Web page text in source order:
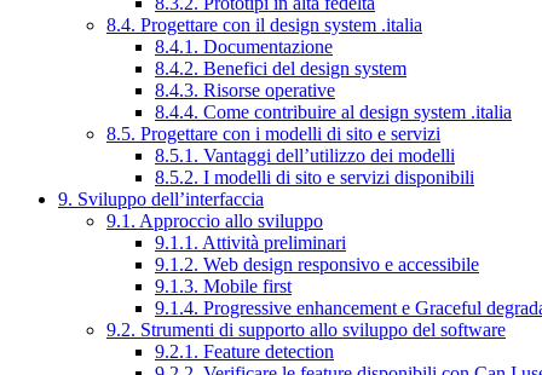
8.4. Progettare con il design system .italia
8.4.1. Documentazione
8.4.2. Benefici del design system
8.4.3. Risorse operative
8.4.4. Come contribuire al design system .italia
8.5. Progettare con i modelli di sito e servizi
8.5.1. Vantaggi dell’utilizzo dei modelli
8.5.2. I modelli di sito e servizi disponibili
9. Sviluppo dell’interfaccia
9.1. Approccio allo sviluppo
9.1.1. Attività preliminari
9.1.2. Web design responsivo e accessibile
9.1.3. Mobile first
9.1.4. Progressive enhancement e Graceful
9.2. Strumenti di supporto allo sviluppo del software
9.2.1. Feature detection